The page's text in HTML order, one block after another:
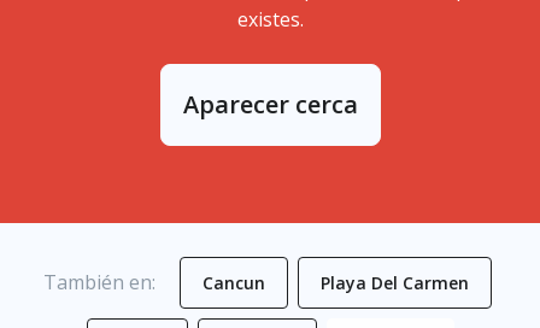
existes.
Aparecer cerca
También en: Cancun Playa Del Carmen